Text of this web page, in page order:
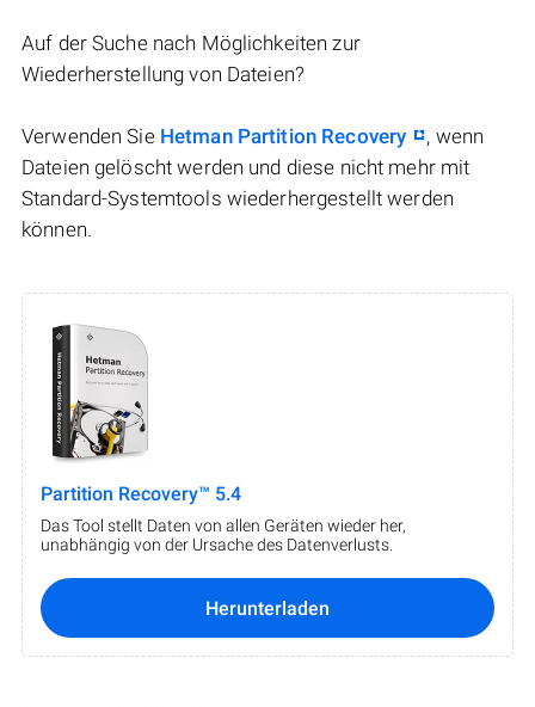
Auf der Suche nach Möglichkeiten zur
Wiederherstellung von Dateien?
Verwenden Sie Hetman Partition Recovery
, wenn
Dateien gelöscht werden und diese nicht mehr mit
Standard-Systemtools wiederhergestellt werden
können.
Partition Recovery™ 5.4
Das Tool stellt Daten von allen Geräten wieder her,
unabhängig von der Ursache des Datenverlusts.
Herunterladen